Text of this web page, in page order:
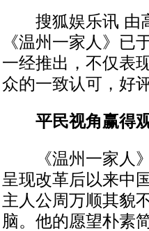
搜狐娱乐讯 由高
《温州一家人》已
一经推出，不仅表
众的一致认可，好
平民视角赢得
《温州一家人》
呈现改革后以来中
主人公周万顺其貌
脑。他的愿望朴素